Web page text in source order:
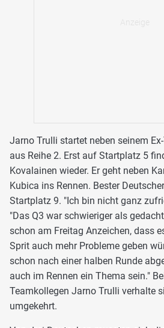
Jarno Trulli startet neben seinem
aus Reihe 2. Erst auf Startplatz 5
Kovalainen wieder. Er geht neben
Kubica ins Rennen. Bester
Startplatz 9. "Ich bin nicht ganz
"Das Q3 war schwieriger als
schon am Freitag Anzeichen, dass
Sprit auch mehr Probleme geben
schon nach einer halben Runde
auch im Rennen ein Thema sein."
Teamkollegen Jarno Trulli verhalte
umgekehrt.